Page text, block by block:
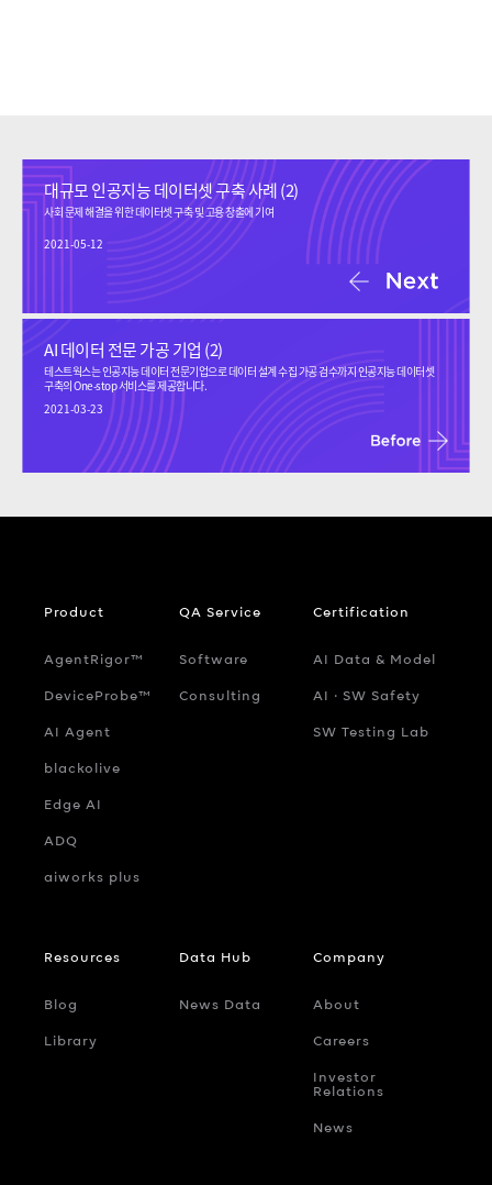
대규모 인공지능 데이터셋 구축 사례 (2)
사회 문제 해결을 위한 데이터셋 구축 및 고용 창출에 기여
2021-05-12
AI 데이터 전문 가공 기업 (2)
테스트웍스는 인공지능 데이터 전문기업으로 데이터 설계 수집 가공 검수까지 인공지능 데이터셋
구축의 One-stop 서비스를 제공합니다.
2021-03-23
Product
AgentRigor™
DeviceProbe™
AI Agent
blackolive
Edge AI
ADQ
aiworks plus
QA Service
Software
Consulting
Certification
AI Data & Model
AI ‧ SW Safety
SW Testing Lab
Resources
Blog
Library
Data Hub
News Data
Company
About
Careers
Investor
Relations
News